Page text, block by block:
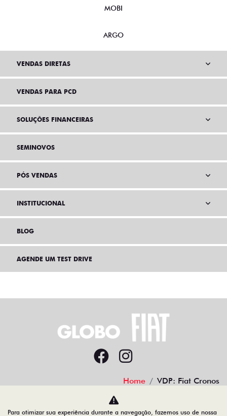
MOBI
ARGO
VENDAS DIRETAS
VENDAS PARA PCD
SOLUÇÕES FINANCEIRAS
SEMINOVOS
PÓS VENDAS
INSTITUCIONAL
BLOG
AGENDE UM TEST DRIVE
Home VDP: Fiat Cronos
Desacelere. Seu bem maior é a vida.
Para otimizar sua experiência durante a navegação, fazemos uso de nossa